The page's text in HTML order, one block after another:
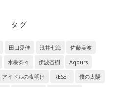
タグ
田口愛佳 浅井七海
佐藤美波
水樹奈々 伊波杏樹
Aqours
アイドルの夜明け RESET
僕の太陽